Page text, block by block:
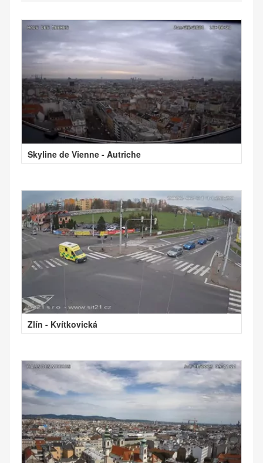
Skyline de Vienne - Autriche
Zlín - Kvítkovická